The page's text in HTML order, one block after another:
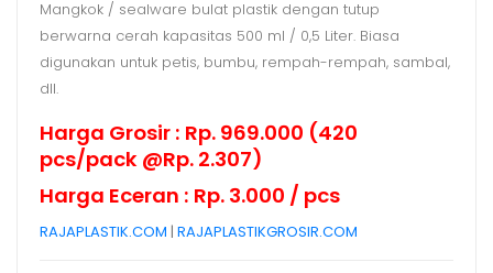
Mangkok / sealware bulat plastik dengan tutup
berwarna cerah kapasitas 500 ml / 0,5 Liter. Biasa
digunakan untuk petis, bumbu, rempah-rempah, sambal,
dll.
Harga Grosir : Rp. 969.000 (420
pcs/pack @Rp. 2.307)
Harga Eceran : Rp. 3.000 / pcs
RAJAPLASTIK.COM | RAJAPLASTIKGROSIR.COM